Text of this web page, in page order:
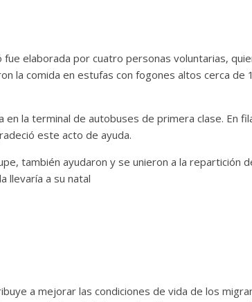
fue elaborada por cuatro personas voluntarias,
la comida en estufas con fogones altos cerca de
en la terminal de autobuses de primera clase. En
este acto de ayuda.
también ayudaron y se unieron a la repartición
llevaría a su natal
a mejorar las condiciones de vida de los